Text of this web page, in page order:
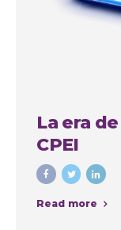
La era
CPEI
Read more